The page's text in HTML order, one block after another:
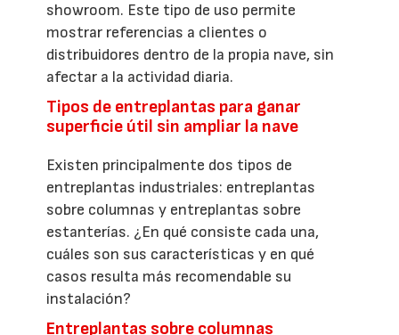
showroom. Este tipo de uso permite
mostrar referencias a clientes o
distribuidores dentro de la propia nave, sin
afectar a la actividad diaria.
Tipos de entreplantas para ganar
superficie útil sin ampliar la nave
Existen principalmente dos tipos de
entreplantas industriales: entreplantas
sobre columnas y entreplantas sobre
estanterías. ¿En qué consiste cada una,
cuáles son sus características y en qué
casos resulta más recomendable su
instalación?
Entreplantas sobre columnas